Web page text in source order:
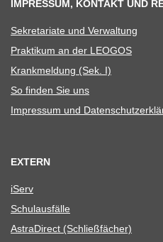
IMPRESSUM, KONTAKT UND
Sekre­ta­riate und Verwaltung
Prak­ti­kum an der LEOGOS
Krank­mel­dung (Sek. I)
So fin­den Sie uns
Impres­sum und
EXTERN
iServ
Schul­aus­fälle
Astra­Di­rect (Schließ­fä­cher)